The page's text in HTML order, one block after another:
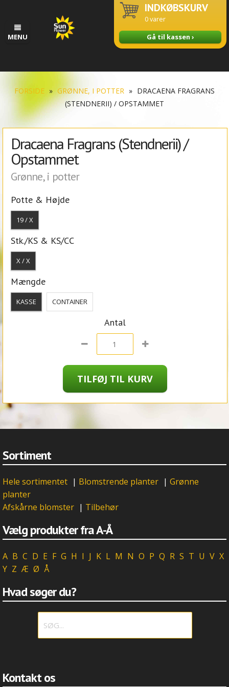
MENU
INDKØBSKURV
0varer
Gå til kassen ›
FORSIDE » GRØNNE, I POTTER » DRACAENA FRAGRANS
(STENDNERII) / OPSTAMMET
Dracaena Fragrans (Stendnerii) /
Opstammet
Grønne, i potter
Potte & Højde
19 / X
Stk./KS & KS/CC
X / X
Mængde
KASSE CONTAINER
Antal
Sortiment
Hele sortimentet | Blomstrende planter | Grønne
planter
Afskårne blomster | Tilbehør
Vælg produkter fra A-Å
A B C D E F G H I J K L M N O P Q R S T U V X
Y Z Æ Ø Å
Hvad søger du?
Kontakt os